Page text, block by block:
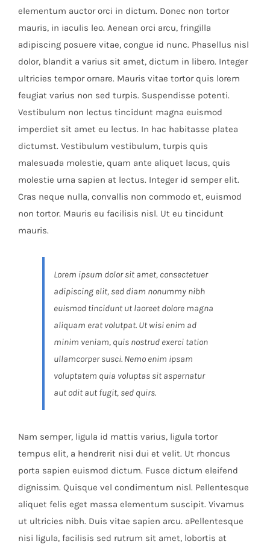
elementum auctor orci in dictum. Donec non tortor
mauris, in iaculis leo. Aenean orci arcu, fringilla
adipiscing posuere vitae, congue id nunc. Phasellus nisl
dolor, blandit a varius sit amet, dictum in libero. Integer
ultricies tempor ornare. Mauris vitae tortor quis lorem
feugiat varius non sed turpis. Suspendisse potenti.
Vestibulum non lectus tincidunt magna euismod
imperdiet sit amet eu lectus. In hac habitasse platea
dictumst. Vestibulum vestibulum, turpis quis
malesuada molestie, quam ante aliquet lacus, quis
molestie urna sapien at lectus. Integer id semper elit.
Cras neque nulla, convallis non commodo et, euismod
non tortor. Mauris eu facilisis nisl. Ut eu tincidunt
mauris.
Lorem ipsum dolor sit amet, consectetuer
adipiscing elit, sed diam nonummy nibh
euismod tincidunt ut laoreet dolore magna
aliquam erat volutpat. Ut wisi enim ad
minim veniam, quis nostrud exerci tation
ullamcorper susci. Nemo enim ipsam
voluptatem quia voluptas sit aspernatur
aut odit aut fugit, sed quirs.
Nam semper, ligula id mattis varius, ligula tortor
tempus elit, a hendrerit nisi dui et velit. Ut rhoncus
porta sapien euismod dictum. Fusce dictum eleifend
dignissim. Quisque vel condimentum nisl. Pellentesque
aliquet felis eget massa elementum suscipit. Vivamus
ut ultricies nibh. Duis vitae sapien arcu. aPellentesque
nisi ligula, facilisis sed rutrum sit amet, lobortis at